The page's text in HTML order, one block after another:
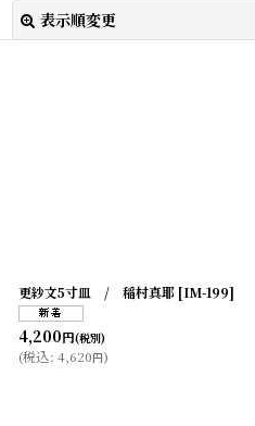
表示順変更
更紗文5寸皿 / 稲村真耶 [IM-199]
4,200円(税別)
(税込: 4,620円)